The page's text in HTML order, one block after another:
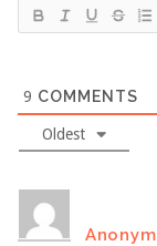
9 COMMENTS
Oldest
Anonym